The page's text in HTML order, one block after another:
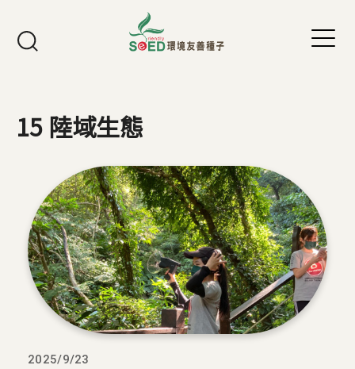
Jump to Navigation
Jump to Main content
15 陸域生態
2025/9/23